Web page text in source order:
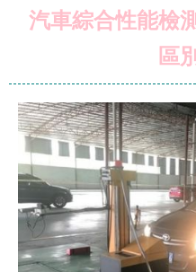
汽車綜合性能檢
區